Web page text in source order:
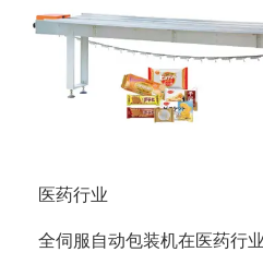
医药行业
全伺服自动包装机在医药行